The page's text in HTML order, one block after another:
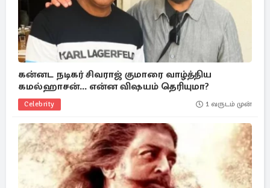
கன்னட நடிகர் சிவராஜ் குமாரை வாழ்த்திய
கமல்ஹாசன்... என்ன விஷயம் தெரியுமா?
Celebrity 1 வருடம் முன்